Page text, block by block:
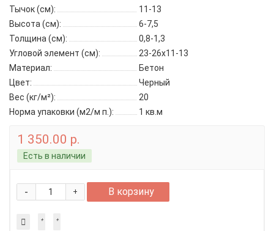
Тычок (см):
11-13
Высота (см):
6-7,5
Толщина (см):
0,8-1,3
Угловой элемент (см):
23-26х11-13
Материал:
Бетон
Цвет:
Черный
Вес (кг/м²):
20
Норма упаковки (м2/м п.):
1 кв.м
1 350.00 р.
Есть в наличии
+
- В корзину